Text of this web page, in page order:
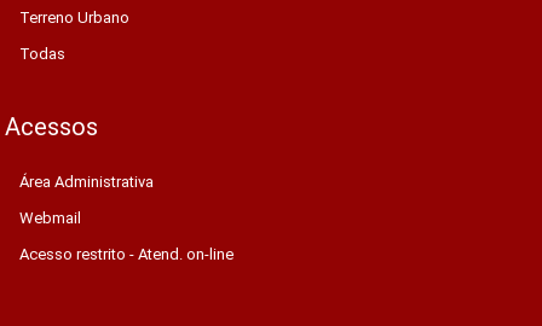
Terreno Urbano
Todas
Acessos
Área Administrativa
Webmail
Acesso restrito - Atend. on-line